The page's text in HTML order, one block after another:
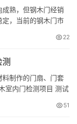
熟，但钢木门经销
，当前的钢木门市
经销商不会轻易放
少竞争力 “产品…
22
制作的门扇、门套
室内门检测项目 测试
GB/T 14155 抗垂直
51